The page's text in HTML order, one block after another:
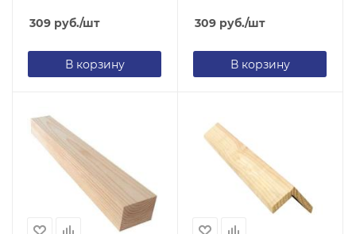
309 руб./шт
В корзину
309 руб./шт
В корзину